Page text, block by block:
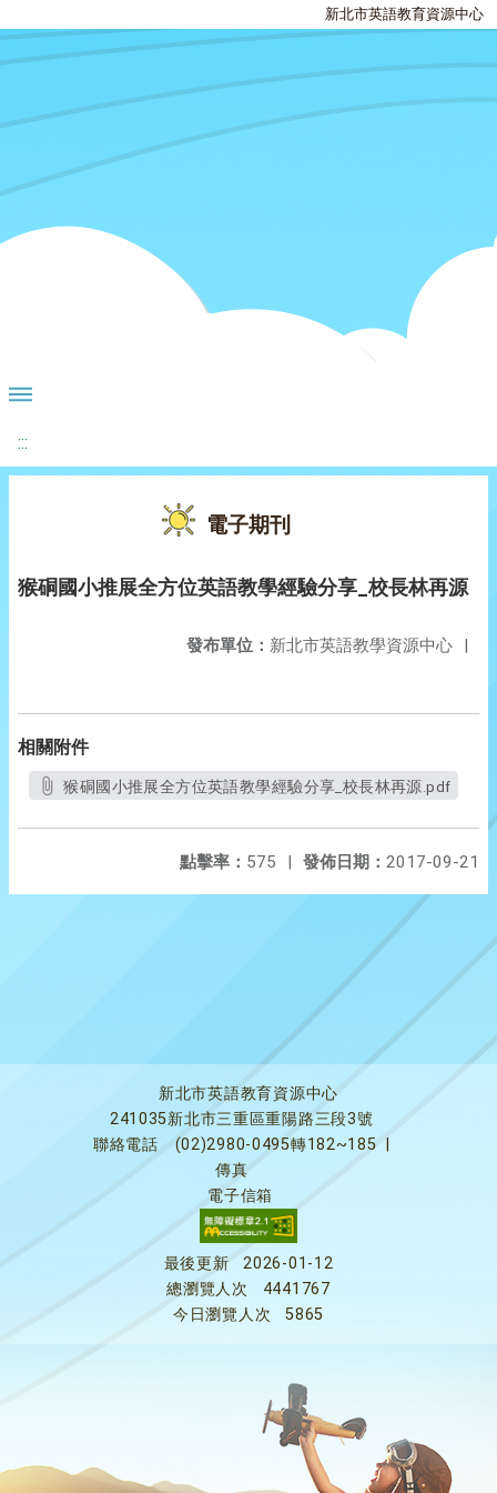
新北市英語教育資源中心
:::
電子期刊
猴硐國小推展全方位英語教學經驗分享_校長林再源
發布單位： 新北市英語教學資源中心 |
相關附件
猴硐國小推展全方位英語教學經驗分享_校長林再源.pdf
發佈日期： 2017-09-21
點擊率： 575 |
新北市英語教育資源中心
241035新北市三重區重陽路三段3號
聯絡電話
(02)2980-0495轉182~185
傳真
電子信箱
最後更新
2026-01-12
總瀏覽人次
4441767
今日瀏覽人次
5865